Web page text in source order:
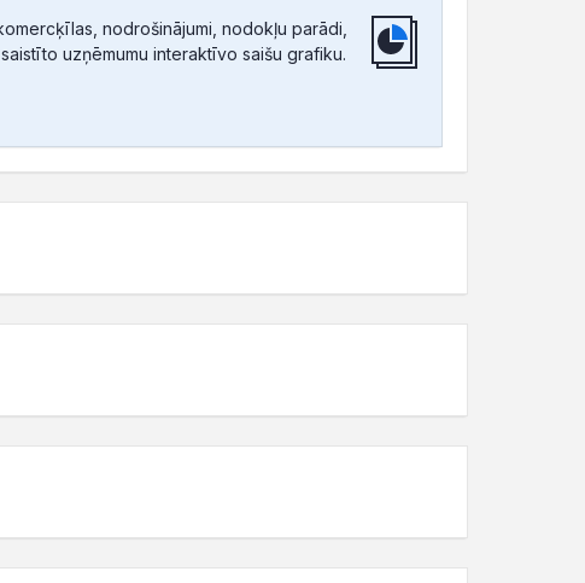
nodrošinājumi, nodokļu parādi,
uzņēmumu interaktīvo saišu grafiku.